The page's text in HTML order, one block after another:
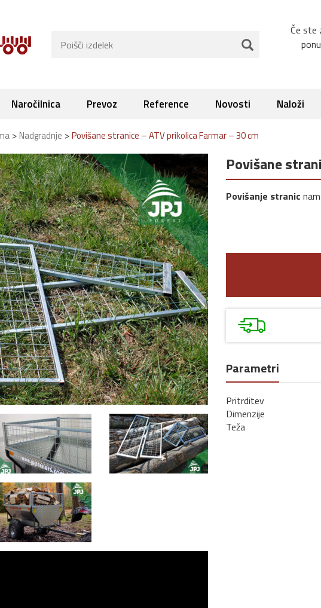
Če ste
Naročilnica Prevoz Reference Novosti Naloži
>Nadgradnje >Povišane stranice – ATV prikolica Farmar – 30 cm
Povišane
Povišanje stranic
Parametri
Pritrditev
Dimenzije
Teža